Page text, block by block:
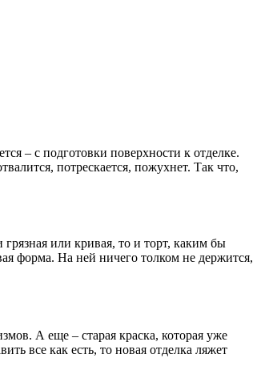
– с подготовки поверхности к отделке.
потрескается, пожухнет. Так что,
или кривая, то и торт, каким бы
форма. На ней ничего толком не держится,
А еще – старая краска, которая уже
все как есть, то новая отделка ляжет